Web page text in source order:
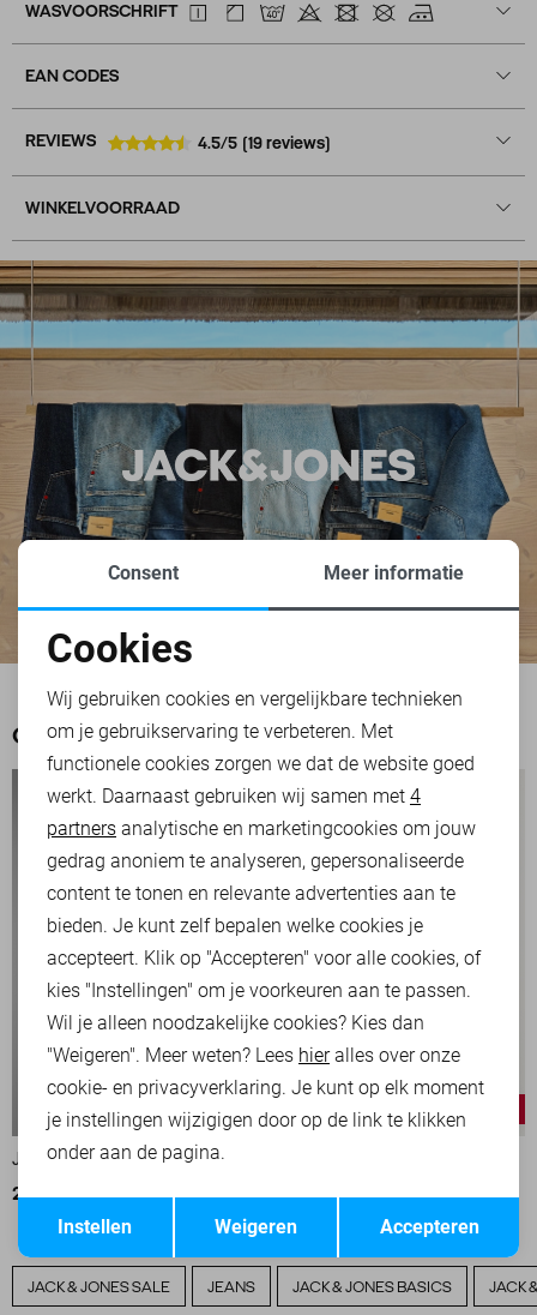
WASVOORSCHRIFT
EAN CODES
REVIEWS 4.5/5 (19 reviews)
WINKELVOORRAAD
OOK HET BEKIJKEN WAARD
-20%
JACK & JONES POLO
23,95 29,99 23,95 29,99
JACK & JONES SALE JEANS JACK & JONES BASICS JACK
Noodzakelijke cookies
Personalisatie cookies
Analytische cookies
Marketing cookies
Terug Opslaan
Consent Meer informatie
Cookies
Wij gebruiken cookies en vergelijkbare technieken
om je gebruikservaring te verbeteren. Met
functionele cookies zorgen we dat de website goed
werkt. Daarnaast gebruiken wij samen met 4
partners analytische en marketingcookies om jouw
gedrag anoniem te analyseren, gepersonaliseerde
content te tonen en relevante advertenties aan te
bieden. Je kunt zelf bepalen welke cookies je
accepteert. Klik op "Accepteren" voor alle cookies, of
kies "Instellingen" om je voorkeuren aan te passen.
Wil je alleen noodzakelijke cookies? Kies dan
"Weigeren". Meer weten? Lees hieralles over onze
cookie- en privacyverklaring. Je kunt op elk moment
je instellingen wijzigigen door op de link te klikken
onder aan de pagina.
Accepteren
Weigeren
Instellen